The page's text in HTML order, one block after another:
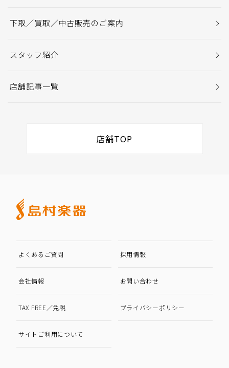
下取／買取／中古販売のご案内
スタッフ紹介
店舗記事一覧
店舗TOP
よくあるご質問 採用情報
会社情報 お問い合わせ
TAX FREE／免税 プライバシーポリシー
サイトご利用について